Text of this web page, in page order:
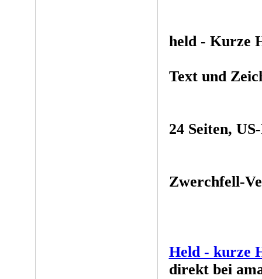
held - Kurze
Text und
24 Seiten,
Zwerchfell-
Held - kurze
direkt bei